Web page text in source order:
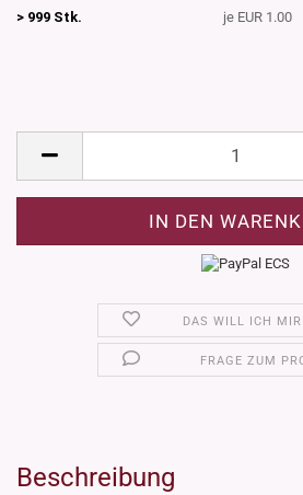
> 999 Stk.
je EUR 1.00
DAS WILL ICH MIR
FRAGE ZUM
Beschreibung